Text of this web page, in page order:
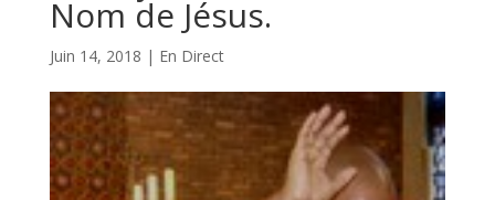
Nom de Jésus.
Juin 14, 2018 | En Direct